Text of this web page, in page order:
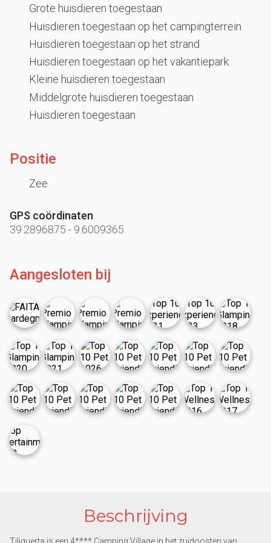
Grote huisdieren toegestaan
Huisdieren toegestaan op het campingterrein
Huisdieren toegestaan op het strand
Huisdieren toegestaan op het vakantiepark
Kleine huisdieren toegestaan
Middelgrote huisdieren toegestaan
Huisdieren toegestaan
Positie
Zee
GPS coördinaten
39.2896875 - 9.6009365
Aangesloten bij
Beschrijving